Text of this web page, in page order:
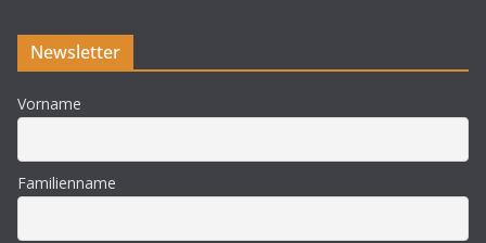
Newsletter
Vorname
Familienname